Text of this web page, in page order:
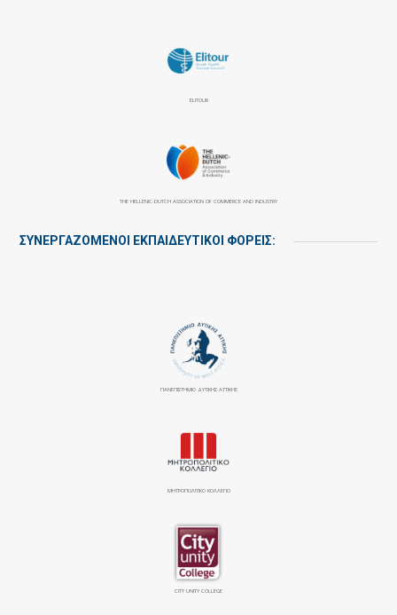
ELITOUR
THE HELLENIC-DUTCH ASSOCIATION OF COMMERCE AND INDUSTRY
ΣΥΝΕΡΓΑΖΌΜΕΝΟΙ ΕΚΠΑΙΔΕΥΤΙΚΟΊ ΦΟΡΕΊΣ:
ΠΑΝΕΠΙΣΤΉΜΙΟ ΔΥΤΙΚΉΣ ΑΤΤΙΚΉΣ
ΜΗΤΡΟΠΟΛΙΤΙΚΟ ΚΟΛΛΕΓΙΟ
CITY UNITY COLLEGE